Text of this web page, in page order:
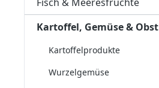
Kartoffel, Gemüse & Obst
Kartoffelprodukte
Wurzelgemüse